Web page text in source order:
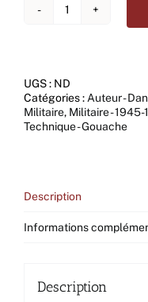
quantité
UGS : ND
Catégories : Auteur -
Militaire, Militaire - 1945-
Technique - Gouache
Description
Informations
Description